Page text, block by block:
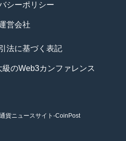
シーポリシー
営会社
法に基づく表記
のWeb3カンファレンス
貨ニュースサイト-CoinPost